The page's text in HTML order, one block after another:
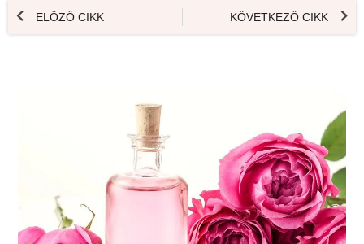
ELŐZŐ CIKK KÖVETKEZŐ CIKK